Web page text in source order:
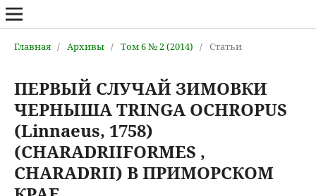
Главная / Архивы / Том 6 № 2 (2014) / Статьи
ПЕРВЫЙ СЛУЧАЙ ЗИМОВКИ
ЧЕРНЫША TRINGA OCHROPUS
(Linnaeus, 1758)
(CHARADRIIFORMES ,
CHARADRII) В ПРИМОРСКОМ